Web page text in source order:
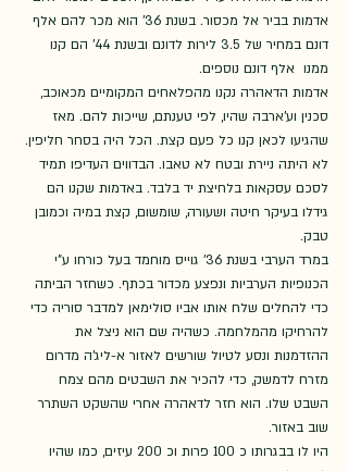
אדמות בביר אל מכסור. בשנת 36' הוא מכר להם אלף
דונם במחיר של 3.5 לירות לדונם ובשנת 44' הם קנו
ממנו  אלף דונם נוספים.
אדמות הדאהרה נקנו מהפלאחים המקומיים מכאוכב,
סכנין וע'ארבה שהיו, לפי טענתם, שייכות להם. מאז
שהגיעו לכאן קנו כל פעם קצת. הכל היה בסחר חליפין.
לא היתה ניירת ובטח לא טאבו. הבדווים העדיפו תמיד
לסכם עסקאות בלחיצת יד בלבד. באדמות שקנו הם
גידלו בעיקר חיטה ושעורה, שומשום, קצת במיה וכמובן
טבק.
במרד הערבי בשנת 36' גוייס מוחמד בעל כורחו ע"י
הכנופיות הערביות ונפצע מכדור בכתף. כשחזר הביתה
כדי להחלים שלח אותו אביו סולימאן למדבר סוריה כדי
להרחיקו מהמלחמה. כשהיה שם הוא ניצל את
ההזדמנות ונסע לטיול שורשים לאזור א-ליג'ה מדרום
מזרח לדמשק, כדי להכיר את השבטים מהם צמח
השבט שלו. הוא חזר לדאהרה אחרי שהשקט השתרר
שוב באזור.
היו לו בבגרותו כ 100 פרות וכ 200 עיזים, כמו שהיו